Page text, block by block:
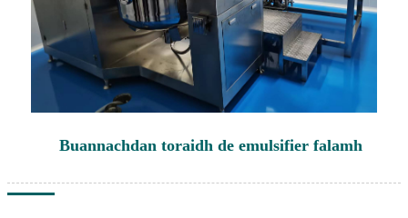
Buannachdan toraidh de emulsifier falamh